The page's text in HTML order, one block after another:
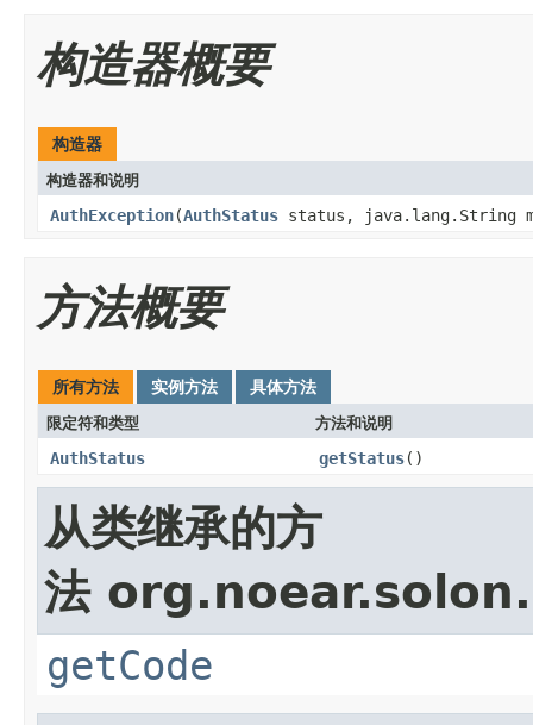
构造器概要
构造器
构造器和说明
AuthException(AuthStatus status, java.lang.String
方法概要
所有方法 实例方法 具体方法
限定符和类型 方法和说明
AuthStatus getStatus()
从类继承的方
法
getCode